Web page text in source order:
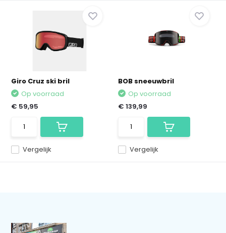
Giro Cruz ski bril
Vergelijk
Op voorraad
€ 59,95
BOB sneeuwbril
Vergelijk
Op voorraad
€ 139,99